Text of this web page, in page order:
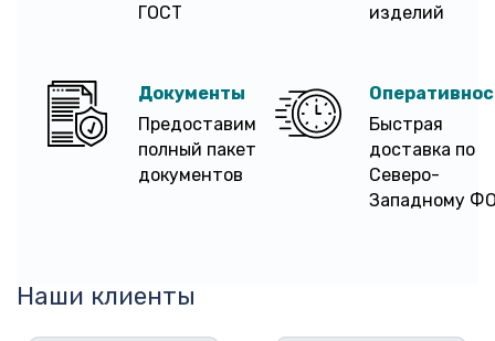
ГОСТ
изделий
Документы
Предоставим
полный пакет
документов
Быстрая
доставка по
Северо-
Западному
Наши клиенты